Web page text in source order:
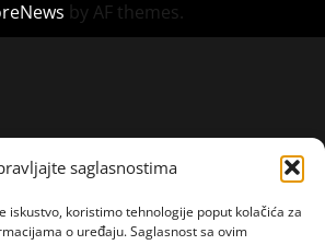
saglasnostima
iskustvo, koristimo tehnologije poput kolačića za
o uređaju. Saglasnost sa ovim
by AF themes.